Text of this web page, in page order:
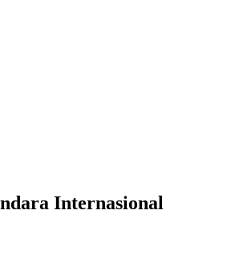
Internasional